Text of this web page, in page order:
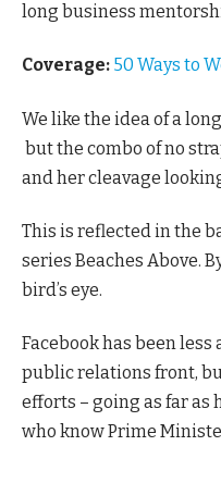
long business
Coverage: 50 Ways to
We like the idea of a
but the combo of no
and her cleavage
This is reflected in the
series Beaches Above.
bird’s eye.
Facebook has been
public relations front,
efforts – going as far
who know Prime